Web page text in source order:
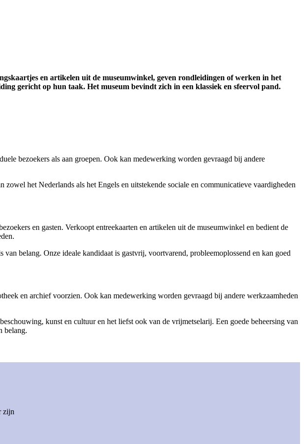
en artikelen uit de museumwinkel, geven rondleidingen of werken in het
gericht op hun taak. Het museum bevindt zich in een klassiek en sfeervol pand.
bezoekers als aan groepen. Ook kan medewerking worden gevraagd bij andere
het Nederlands als het Engels en uitstekende sociale en communicatieve vaardigheden
en gasten. Verkoopt entreekaarten en artikelen uit de museumwinkel en bedient de
belang. Onze ideale kandidaat is gastvrij, voortvarend, probleemoplossend en kan goed
en archief voorzien. Ook kan medewerking worden gevraagd bij andere werkzaamheden
kunst en cultuur en het liefst ook van de vrijmetselarij. Een goede beheersing van
belang.
zijn